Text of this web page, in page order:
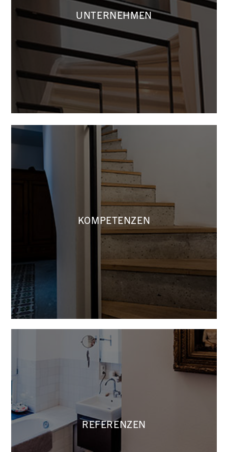
UNTERNEHMEN
HIER ERFAHREN SIE ALLES ÜBER
UNSER UNTERNEHMEN
KOMPETENZEN
HIER GEHT’S ZU UNSEREN
KOMPETENZEN
REFERENZEN
HIER FINDEN SIE ALLE UNSERE
PROJEKTE IM ÜBERBLICK